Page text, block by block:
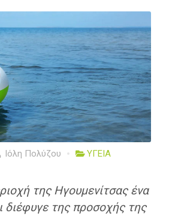
Ιόλη Πολύζου ΥΓΕΙΑ
της Ηγουμενίτσας ένα
διέφυγε της προσοχής της